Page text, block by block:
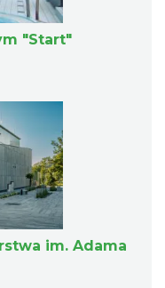
"Start"
im. Adama